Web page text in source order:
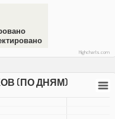
Highcharts.com
(ПО ДНЯМ)